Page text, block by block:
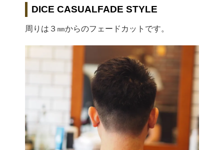
DICE CASUALFADE STYLE
周りは３㎜からのフェードカットです。